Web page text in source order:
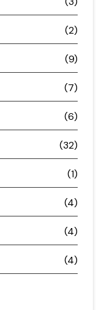
(2)
(9)
(7)
(6)
(32)
(1)
(4)
(4)
(4)